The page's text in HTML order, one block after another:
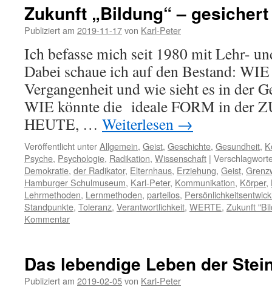
Zukunft „Bildung“ –
Publiziert am 2019-11-17von Karl-Peter
Ich befasse mich seit 1980 mit Lehr-
Dabei schaue ich auf den Bestand:
Vergangenheit und wie sieht es in der
WIE könnte die ideale FORM in der
HEUTE, … Weiterlesen →
Veröffentlicht unterAllgemein, Geist, Geschichte, Gesundheit,
Psyche, Psychologie, Radikation, Wissenschaft |
Demokratie, der Radikator, Elternhaus, Erziehung, Geist,
Hamburger Schulmuseum, Karl-Peter, Kommunikation, Körper,
Lehrmethoden, Lernmethoden, parteilos,
Standpunkte, Toleranz, Verantwortlichkeit, WERTE, Zukunft
Kommentar
Das lebendige Leben der
Publiziert am 2019-02-05von Karl-Peter